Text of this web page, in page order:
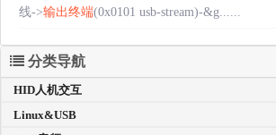
线->输出终端(0x0101 usb-stream)-&g......
分类导航
HID人机交互
Linux&USB